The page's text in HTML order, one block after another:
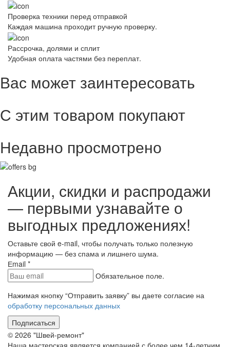
Проверка техники перед отправкой
Каждая машина проходит ручную проверку.
Рассрочка, долями и сплит
Удобная оплата частями без переплат.
Вас может заинтересовать
С этим товаром покупают
Недавно просмотрено
Акции, скидки и распродажи
— первыми узнавайте о
выгодных предложениях!
Оставьте свой e-mail, чтобы получать только полезную
информацию — без спама и лишнего шума.
Еmail *
Обязательное поле.
Нажимая кнопку “Отправить заявку” вы даете согласие на
обработку персональных данных
Подписаться
© 2026 "Швей-ремонт"